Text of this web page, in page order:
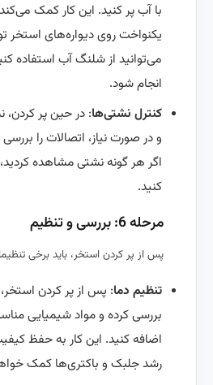
با آب پر کنید. این کار کمک
یکنواخت روی دیواره‌های استخر
می‌توانید از شلنگ آب استفاده
انجام شود.
کنترل نشتی‌ها: در حین پر کردن،
و در صورت نیاز، اتصالات را
اگر هر گونه نشتی مشاهده
کنید.
مرحله 6: بررسی و تنظیم
پس از پر کردن استخر، باید برخی
تنظیم دما: پس از پر کردن
بررسی کرده و مواد شیمیایی
اضافه کنید. این کار به حفظ
رشد جلبک و باکتری‌ها کمک